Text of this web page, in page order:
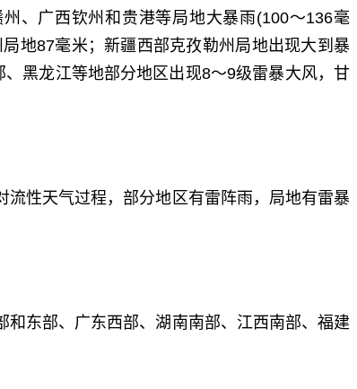
、广西钦州和贵港等局地大暴雨(100～136毫
地87毫米；新疆西部克孜勒州局地出现大到暴
黑龙江等地部分地区出现8～9级雷暴大风，甘
性天气过程，部分地区有雷阵雨，局地有雷暴
东部、广东西部、湖南南部、江西南部、福建